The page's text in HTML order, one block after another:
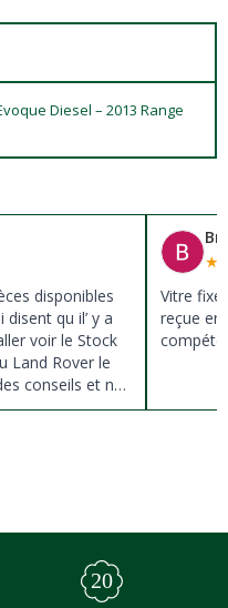
Diesel – 2013 Range
disponibles
qu il’ y a
voir le Stock
Land Rover le
conseils et ne
au top du top
★
Vitre
reçue